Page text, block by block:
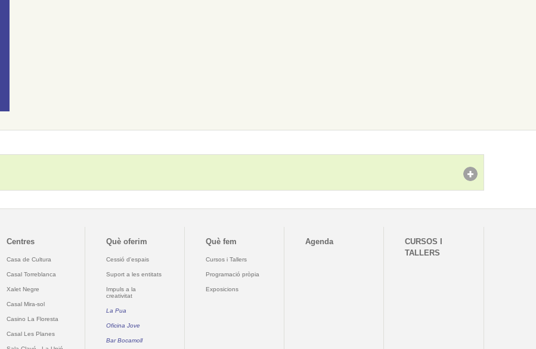
Centres
Casa de Cultura
Casal Torreblanca
Xalet Negre
Casal Mira-sol
Casino La Floresta
Casal Les Planes
Què oferim
Cessió d'espais
Suport a les entitats
Impuls a la
creativitat
La Pua
Oficina Jove
Bar Bocamoll
Què fem
Cursos i Tallers
Programació pròpia
Exposicions
Agenda
CURSOS I
TALLERS